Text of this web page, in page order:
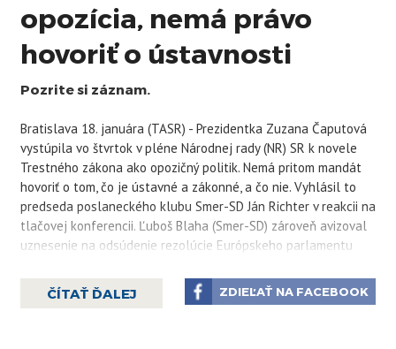
opozícia, nemá právo
hovoriť o ústavnosti
Pozrite si záznam.
Bratislava 18. januára (TASR) - Prezidentka Zuzana Čaputová
vystúpila vo štvrtok v pléne Národnej rady (NR) SR k novele
Trestného zákona ako opozičný politik. Nemá pritom mandát
hovoriť o tom, čo je ústavné a zákonné, a čo nie. Vyhlásil to
predseda poslaneckého klubu Smer-SD Ján Richter v reakcii na
tlačovej konferencii. Ľuboš Blaha (Smer-SD) zároveň avizoval
uznesenie na odsúdenie rezolúcie Európskeho parlamentu
trestného práva. Mieni ju označiť za zásah do suverenity SR a
vyzvať slovenskú opozíciu, aby nešírila lži o SR.
ČÍTAŤ ĎALEJ ZDIEĽAŤ NA FACEBOOK